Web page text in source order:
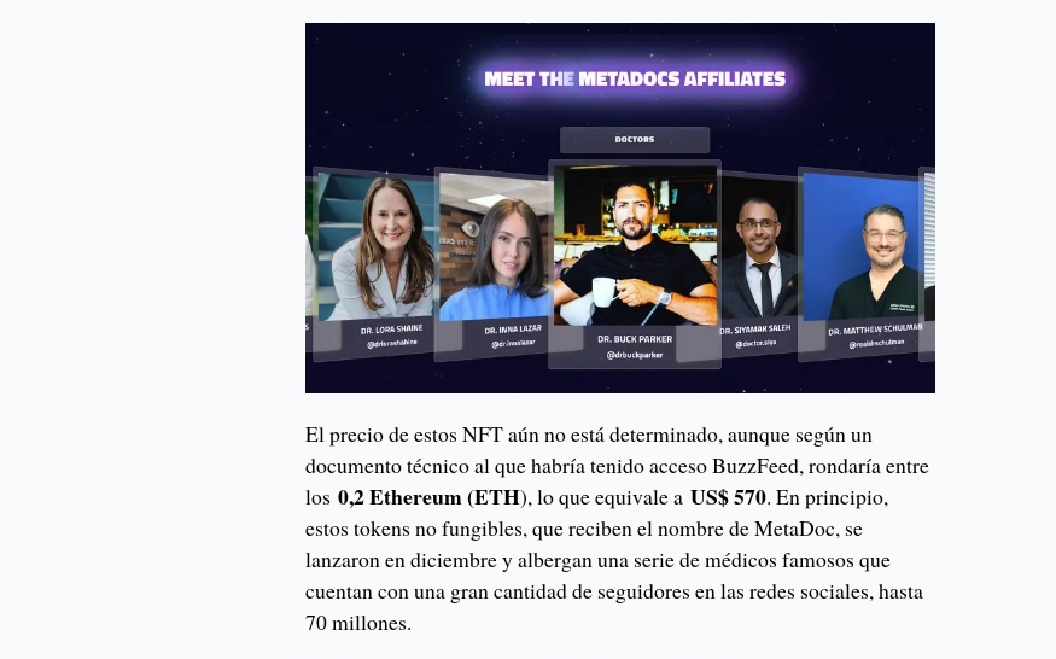
El precio de estos NFT aún no está determinado, aunque según un
documento técnico al que habría tenido acceso BuzzFeed, rondaría entre
los0,2 Ethereum (ETH), lo que equivale aUS$ 570. En principio,
estos tokens no fungibles, que reciben el nombre de MetaDoc, se
lanzaron en diciembre y albergan una serie de médicos famosos que
cuentan con una gran cantidad de seguidores en las redes sociales, hasta
70 millones.